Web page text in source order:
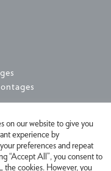
NEWSLETTER
on our website to give you
experience by
preferences and repeat
“Accept All”, you consent to
the cookies. However, you